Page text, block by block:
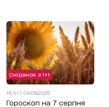
Сніданок з 1+1
16:01 | 06.08.2026
Гороскоп на 7 серпня